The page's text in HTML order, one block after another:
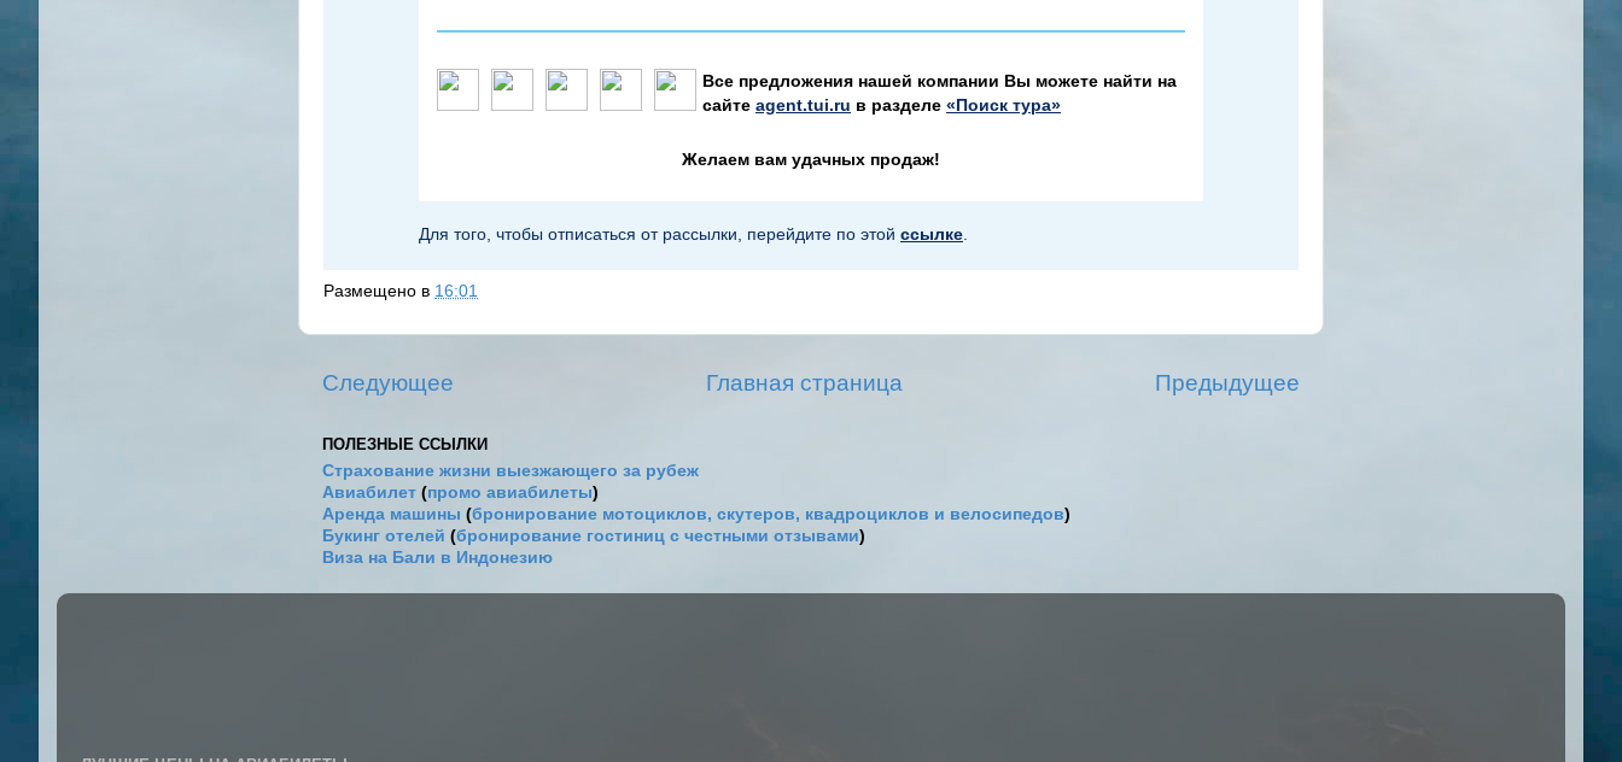
Все предложения нашей компании Вы можете найти на
сайте agent.tui.ru в разделе «Поиск тура»
Желаем вам удачных продаж!
Для того, чтобы отписаться от рассылки, перейдите по этой ссылке
Размещено в 16:01
Следующее Предыдущее
Главная страница
ПОЛЕЗНЫЕ ССЫЛКИ
Страхование жизни выезжающего за рубеж
Авиабилет (промо авиабилеты)
Аренда машины (бронирование мотоциклов, скутеров, квадроциклов и велосипедов)
Букинг отелей (бронирование гостиниц с честными отзывами)
Виза на Бали в Индонезию